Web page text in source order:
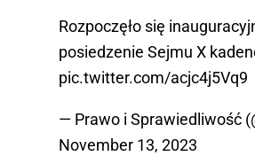
Rozpoczęło się
posiedzenie Sejmu X
pic.twitter.com/acjc4j5Vq9
— Prawo i Sprawiedliwość
November 13, 2023